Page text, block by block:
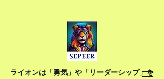
ライオンは「勇気」や「リーダーシップ」を